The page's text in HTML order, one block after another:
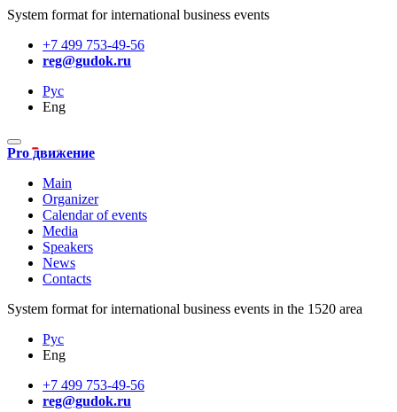
System format for international business events
+7 499 753-49-56
reg@gudok.ru
Рус
Eng
Pro движение
Main
Organizer
Calendar of events
Media
Speakers
News
Contacts
System format for international business events in the 1520 area
Рус
Eng
+7 499 753-49-56
reg@gudok.ru